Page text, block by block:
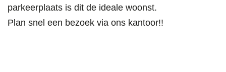
parkeerplaats is dit de ideale woonst.
Plan snel een bezoek via ons kantoor!!